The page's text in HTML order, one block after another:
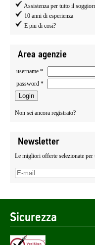
Assistenza per tutto il
10 anni di esperienza
E piu di cosi?
Area agenzie
username *
password *
Non sei ancora registrato?
Newsletter
Le migliori offerte selezionate per
Sicurezza